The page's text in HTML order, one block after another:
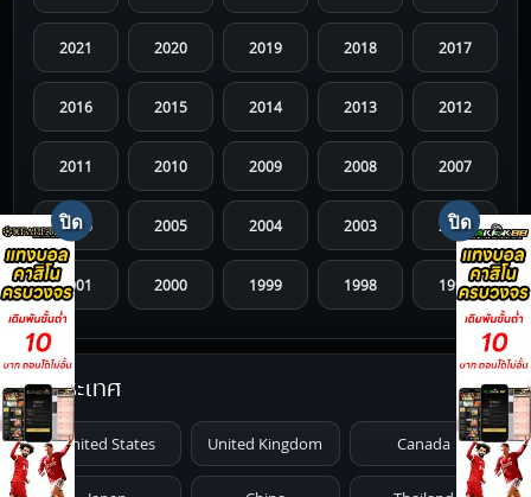
2021 2020 2019 2018 2017
2016 2015 2014 2013 2012
2011 2010 2009 2008 2007
2006 2005 2004 2003 2002
2001 2000 1999 1998 1997
1996 1995 1994 1993 1992
1991 1987
1986 1985 1984 1983 1982
ประเทศ
United States United Kingdom Canada